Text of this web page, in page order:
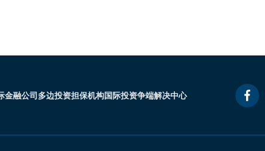
金融公司多边投资担保机构国际投资争端解决中心